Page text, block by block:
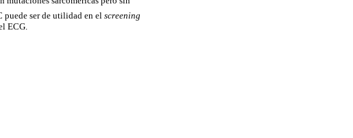
puede ser de utilidad en el screening
ECG.